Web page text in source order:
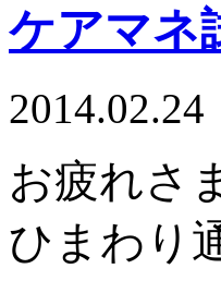
ケアマネ
2014.02.24
お疲れさ
ひまわり